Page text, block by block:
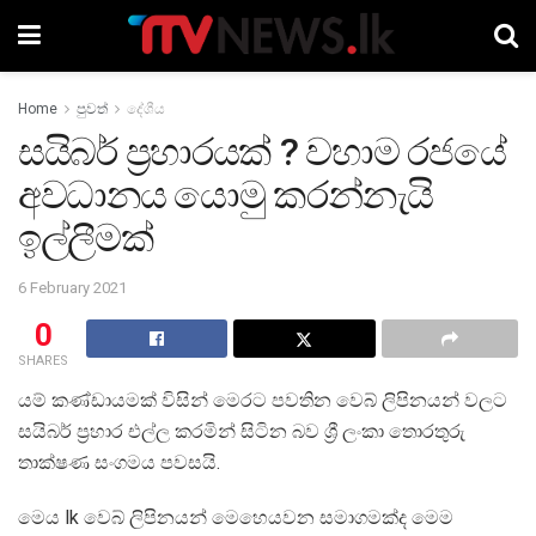
Home පුවත් දේශීය
සයිබර් ප්‍රහාරයක් ? වහාම රජයේ
අවධානය යොමු කරන්නැයි
ඉල්ලීමක්
6 February 2021
0
SHARES
යම් කණ්ඩායමක් විසින් මෙරට පවතින වෙබ් ලිපිනයන් වලට
සයිබර් ප්‍රහාර එල්ල කරමින් සිටින බව ශ්‍රී ලංකා තොරතුරු
තාක්ෂණ සංගමය පවසයි.
මෙය lk වෙබ් ලිපිනයන් මෙහෙයවන සමාගමක්ද මෙම